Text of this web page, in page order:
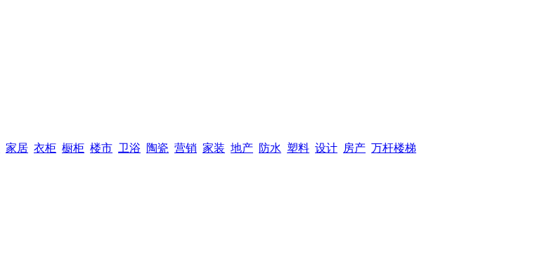
家居 衣柜 橱柜 楼市 卫浴 陶瓷 营销 家装 地产 防水 塑料 设计 房产 万杆楼梯